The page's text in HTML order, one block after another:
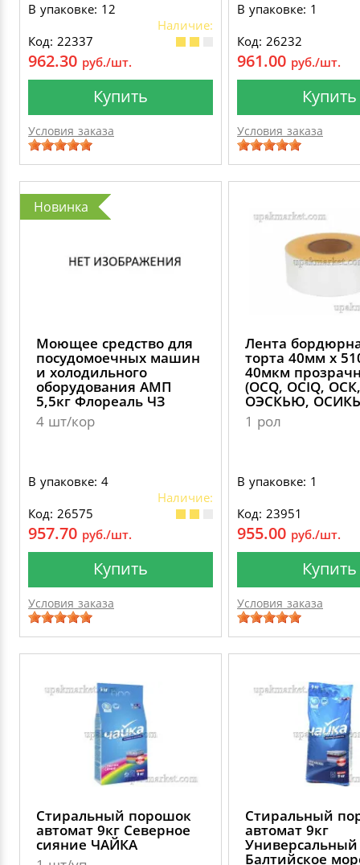
В упаковке: 12
Наличие:
Код: 22337
962.30 руб./шт.
Купить
Условия заказа
В упаковке: 1
Код: 26232
961.00 руб./шт.
Купить
Условия заказа
Новинка
Моющее средство для
посудомоечных машин
и холодильного
оборудования АМП
5,5кг Флореаль ЧЗ
4 шт/кор
В упаковке: 4
Наличие:
Код: 26575
957.70 руб./шт.
Купить
Условия заказа
Лента
торта 40мм х
40мкм
(OCQ, OCIQ, ОСК,
ОЭСКЬЮ,
1 рол
В упаковке: 1
Код: 23951
955.00 руб./шт.
Купить
Условия заказа
Стиральный порошок
автомат 9кг Северное
сияние ЧАЙКА
Стиральный
автомат 9кг
Универсальный
Балтийское